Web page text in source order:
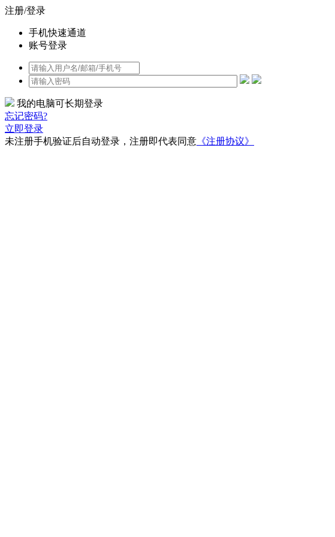
注册/登录
手机快速通道
账号登录
我的电脑可长期登录
忘记密码?
立即登录
未注册手机验证后自动登录，注册即代表同意 《注册协议》